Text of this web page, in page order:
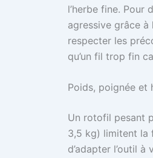
l’herbe fine.
agressive grâce
respecter les
qu’un fil trop fin
Poids, poignée et
Un rotofil pesant
3,5 kg) limitent la
d’adapter l’outil